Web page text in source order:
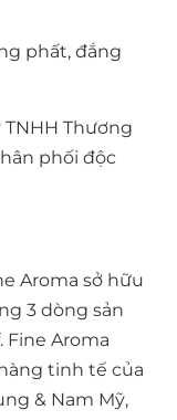
phất, đắng
Thương
phối độc
Aroma sở hữu
3 dòng sản
Fine Aroma
tinh tế của
& Nam Mỹ,